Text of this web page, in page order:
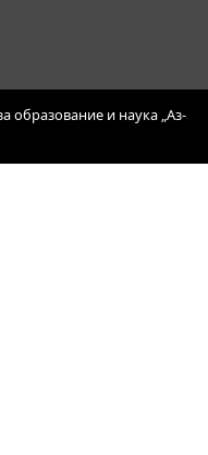
образование и наука „Аз-